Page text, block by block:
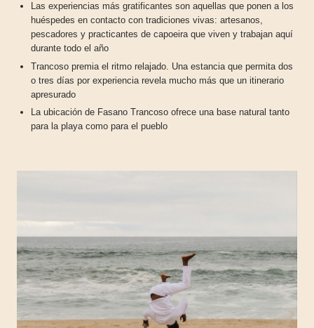
Las experiencias más gratificantes son aquellas que ponen a los
huéspedes en contacto con tradiciones vivas: artesanos,
pescadores y practicantes de capoeira que viven y trabajan aquí
durante todo el año
Trancoso premia el ritmo relajado. Una estancia que permita dos
o tres días por experiencia revela mucho más que un itinerario
apresurado
La ubicación de Fasano Trancoso ofrece una base natural tanto
para la playa como para el pueblo